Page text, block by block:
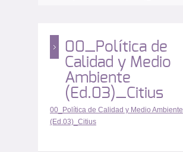
00_Política de
Calidad y Medio
Ambiente
(Ed.03)_Citius
00_Política de Calidad y Medio Ambiente
(Ed.03)_Citius